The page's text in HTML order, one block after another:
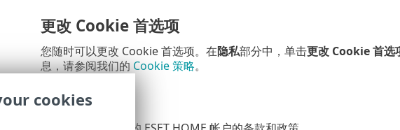
更改 Cookie 首选项
您随时可以更改 Cookie 首选项。在隐私部分中，单击更改 Cookie 首选
息，请参阅我们的 Cookie 策略。
访问法律文档
cookies